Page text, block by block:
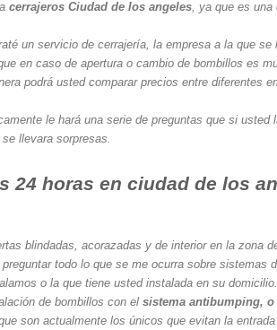
acerrajeros Ciudad de los angeles , ya que es
un servicio de cerrajería, la empresa a la que se
en caso de apertura o cambio de bombillos es
podrá usted comparar precios entre diferentes
le hará una serie de preguntas que si usted
llevara sorpresas.
24 horas en ciudad de los
blindadas, acorazadas y de interior en la zona
todo lo que se me ocurra sobre sistemas
o la que tiene usted instalada en su domicilio.
de bombillos con elsistema antibumping, o
son actualmente los únicos que evitan la